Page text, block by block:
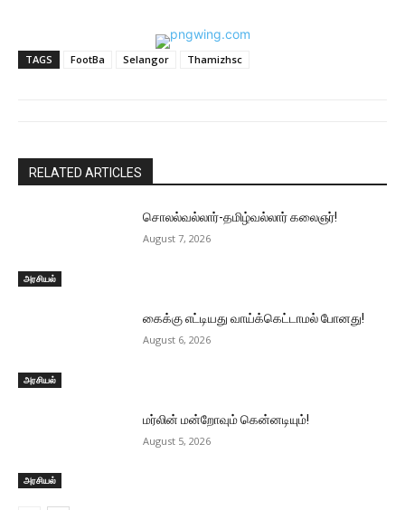
TAGS FootBa Selangor Thamizhsc
RELATED ARTICLES
அரசியல்
சொலல்வல்லார்-தமிழ்வல்லார் கலைஞர்!
August 7, 2026
அரசியல்
கைக்கு எட்டியது வாய்க்கெட்டாமல் போனது!
August 6, 2026
அரசியல்
மர்லின் மன்றோவும் கென்னடியும்!
August 5, 2026